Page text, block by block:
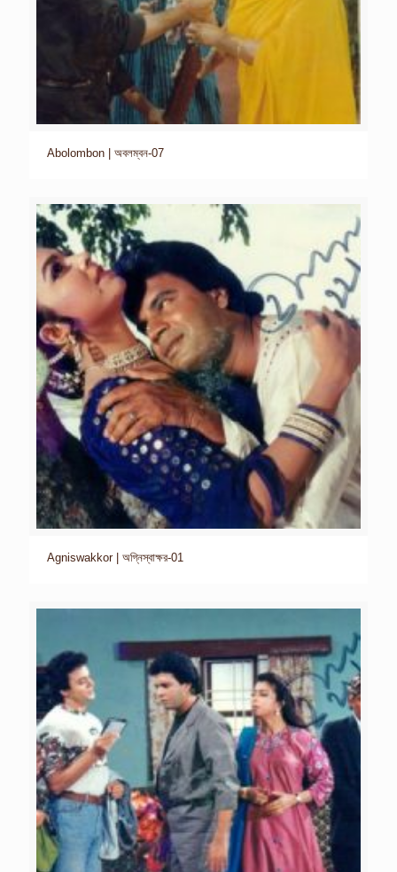
Abolombon | অবলম্বন-07
Agniswakkor | অগ্নিস্বাক্ষর-01